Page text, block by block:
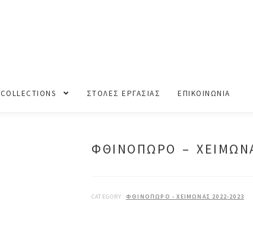
COLLECTIONS ΣΤΟΛΕΣ ΕΡΓΑΣΙΑΣ ΕΠΙΚΟΙΝΩΝΙΑ
ΦΘΙΝΟΠΩΡΟ –
CATEGORY: ΦΘΙΝΟΠΩΡΟ - ΧΕΙΜΩΝΑΣ 2022-2023